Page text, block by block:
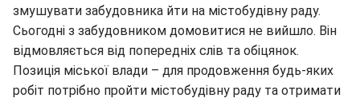
змушувати забудовника йти на містобудівну раду.
Сьогодні з забудовником домовитися не вийшло. Він
відмовляється від попередніх слів та обіцянок.
Позиція міської влади – для продовження будь-яких
робіт потрібно пройти містобудівну раду та отримати